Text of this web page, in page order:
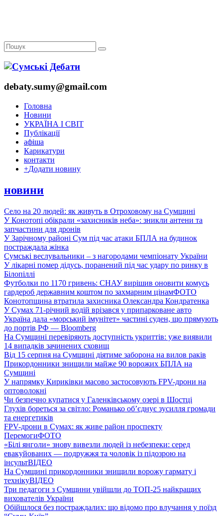
debaty.sumy@gmail.com
Головна
Новини
УКРАЇНА І СВІТ
Публікації
афіша
Карикатури
контакти
+Додати новину
новини
Село на 20 людей: як живуть в Отроховому на Сумщині
У Конотопі обікрали «захисників неба»: зникли антени та
запчастини для дронів
У Зарічному районі Сум під час атаки БПЛА на будинок
постраждала жінка
Сумські веслувальники – з нагородами чемпіонату України
У лікарні помер дідусь, поранений під час удару по ринку в
Білопіллі
Футболки по 1170 гривень: СНАУ вирішив оновити комусь
гардероб державним коштом по захмарним цінамФОТО
Конотопщина втратила захисника Олександра Кондратенка
У Сумах 71-річний водій врізався у припарковане авто
Україна дала «морський імунітет» частині суден, що прямують
до портів РФ — Bloomberg
На Сумщині перевіряють доступність укриттів: уже виявили
14 випадків зачинених сховищ
Від 15 серпня на Сумщині діятиме заборона на вилов раків
Прикордонники знищили майже 90 ворожих БПЛА на
Сумщині
У напрямку Кириківки масово застосовують FPV-дрони на
оптоволокні
Чи безпечно купатися у Галенківському озері в Шостці
Глухів бореться за світло: Романько об’єднує зусилля громади
та енергетиків
FPV-дрони в Сумах: як живе район проспекту
ПеремогиФОТО
«Білі янголи» знову вивезли людей із небезпеки: серед
евакуйованих — подружжя та чоловік із підозрою на
інсультВІДЕО
На Сумщині прикордонники знищили ворожу гармату і
технікуВІДЕО
Три педагоги з Сумщини увійшли до ТОП-25 найкращих
вихователів України
Обійшлося без постраждалих: що відомо про влучання у поїзд